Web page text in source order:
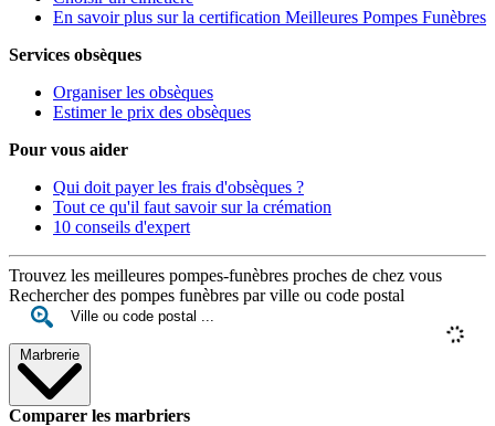
En savoir plus sur la certification Meilleures Pompes Funèbres
Services obsèques
Organiser les obsèques
Estimer le prix des obsèques
Pour vous aider
Qui doit payer les frais d'obsèques ?
Tout ce qu'il faut savoir sur la crémation
10 conseils d'expert
Trouvez les meilleures pompes-funèbres proches de chez vous
Rechercher des pompes funèbres par ville ou code postal
Marbrerie
Comparer les marbriers